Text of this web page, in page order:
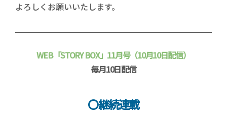
よろしくお願いいたします。
WEB「STORY BOX」11月号（10月10日配信）
毎月10日配信
〇継続連載